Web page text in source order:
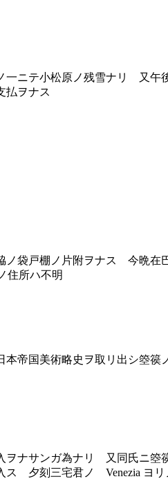
テ小松原ノ残雪ナリ 又午
払ヲナス
戸棚ノ片附ヲナス 今晩在
住所ハ不明
国美術略史ヲ取リ出シ箜篌
サンガ為ナリ 又同氏ニ箜
夕刻三宅君ノ Venezia ヨ